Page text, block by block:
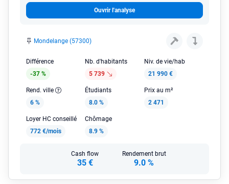
Ouvrir l'analyse
Mondelange (57300)
Différence
-37 %
Nb. d'habitants
5 739
Niv. de vie/hab
21 990 €
Rend. ville
6 %
Étudiants
8.0 %
Prix au m²
2 471
Loyer HC conseillé
772 €/mois
Chômage
8.9 %
Cash flow
35 €
Rendement brut
9.0 %